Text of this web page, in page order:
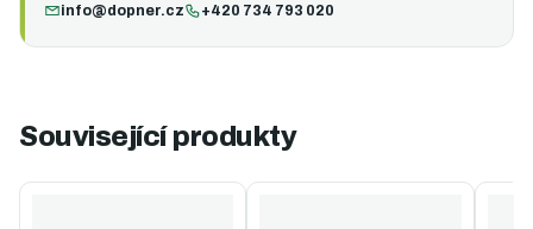
info@dopner.cz +420 734 793 020
Související produkty